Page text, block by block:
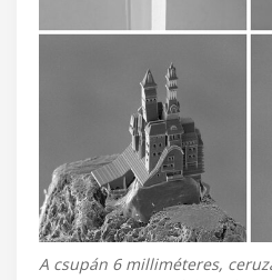
A csupán 6 milliméteres,